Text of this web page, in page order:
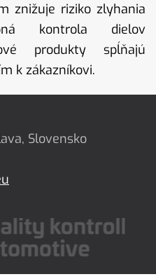
znižuje riziko zlyhania
kontrola dielov
produkty spĺňajú
k zákazníkovi.
Slovensko